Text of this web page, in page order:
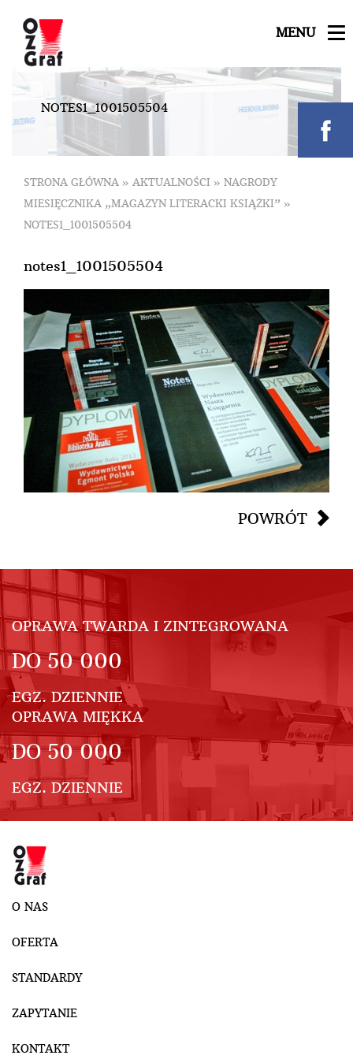
MENU
NOTES1_1001505504
STRONA GŁÓWNA » AKTUALNOŚCI » NAGRODY
MIESIĘCZNIKA „MAGAZYN LITERACKI KSIĄŻKI” »
NOTES1_1001505504
notes1_1001505504
POWRÓT
OPRAWA TWARDA I ZINTEGROWANA
DO50 000
EGZ. DZIENNIE
OPRAWA MIĘKKA
DO50 000
EGZ. DZIENNIE
O NAS
OFERTA
STANDARDY
ZAPYTANIE
KONTAKT